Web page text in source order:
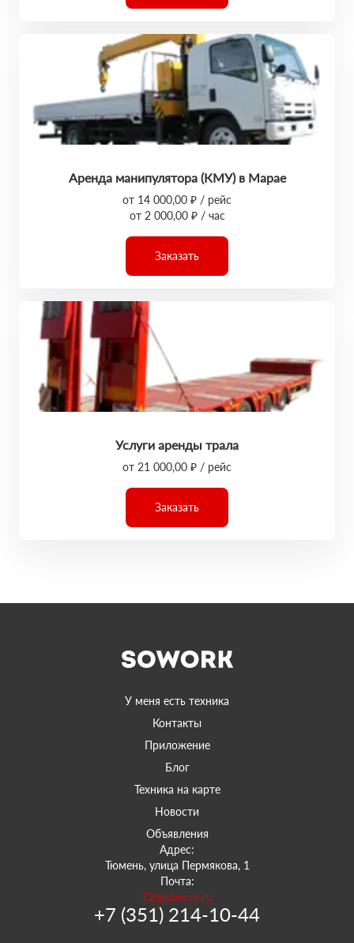
Аренда манипулятора (КМУ) в Марае
от 14 000,00 ₽ / рейс
от 2 000,00 ₽ / час
Заказать
Услуги аренды трала
от 21 000,00 ₽ / рейс
Заказать
У меня есть техника
Контакты
Приложение
Блог
Техника на карте
Новости
Объявления
Адрес:
Тюмень, улица Пермякова, 1
Почта:
72@sowork.ru
+7 (351) 214-10-44